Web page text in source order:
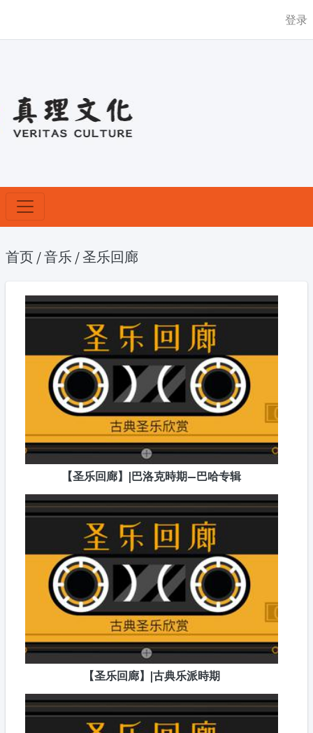
登录
首页 /音乐 /圣乐回廊
【圣乐回廊】|巴洛克時期—巴哈专辑
【圣乐回廊】|古典乐派時期